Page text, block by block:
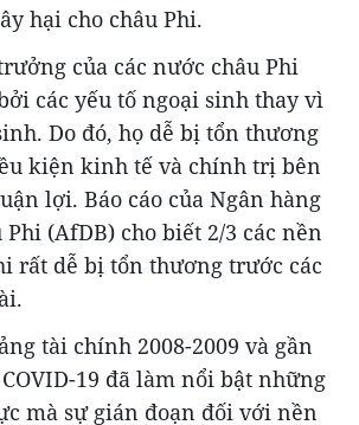
hại cho châu Phi.
của các nước châu Phi
các yếu tố ngoại sinh thay vì
Do đó, họ dễ bị tổn thương
kiện kinh tế và chính trị bên
lợi. Báo cáo của Ngân hàng
(AfDB) cho biết 2/3 các nền
rất dễ bị tổn thương trước các
tài chính 2008-2009 và gần
19 đã làm nổi bật những
mà sự gián đoạn đối với nền